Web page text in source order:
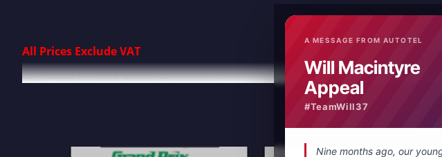
All Prices Exclude VAT
The IC2000 is a highly flexible IP connected intercom for pit wall and pit garage
that can be used stand alone or with our radio interface to connect to conventional radio
High performance IP intercom with wired and wireless belt packs
A MESSAGE FROM AUTOTEL
Will Macintyre
Appeal
#TeamWill37
Nine months ago, our